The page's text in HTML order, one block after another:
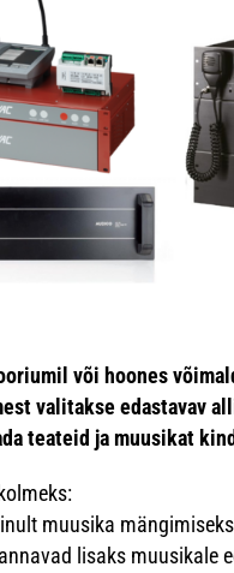
või hoones
valitakse edastavav
teateid ja muusikat
muusika
lisaks muusikale